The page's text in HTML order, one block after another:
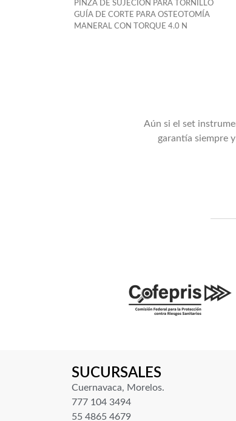
PINZA DE SUJECIÓN PARA TORNILLO
GUÍA DE CORTE PARA OSTEOTOMÍA
MANERAL CON TORQUE 4.0 N
Aún si el set
garantía siempre
SUCURSALES
Cuernavaca, Morelos.
777 104 3494
55 4865 4679